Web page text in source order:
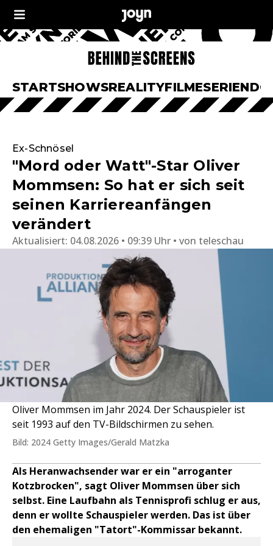
STARTSHOWSREALITYFILMESERIEN
Ex-Schnösel
"Mord oder Watt"-Star Oliver
Mommsen: So hat er sich seit
seinen Karriereanfängen
verändert
Aktualisiert: 04.08.2026 • 09:39 Uhr von teleschau
Oliver Mommsen im Jahr 2024. Der Schauspieler ist
seit 1993 auf den TV-Bildschirmen zu sehen.
Bild: 2024 Getty Images/Gerald Matzka
Als Heranwachsender war er ein "arroganter
Kotzbrocken", sagt Oliver Mommsen über sich
selbst. Eine Laufbahn als Tennisprofi schlug er aus,
denn er wollte Schauspieler werden. Das ist über
den ehemaligen "Tatort"-Kommissar bekannt.